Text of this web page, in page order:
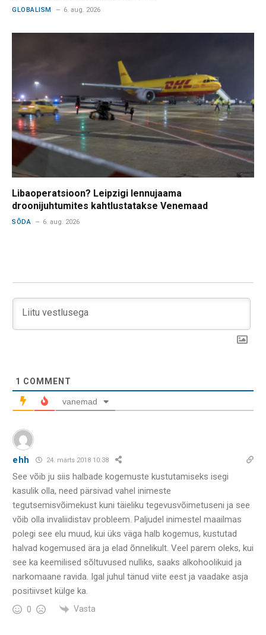
GLOBALISM 6. aug. 2026
Libaoperatsioon? Leipzigi lennujaama
droonijuhtumites kahtlustatakse Venemaad
SÕDA 6. aug. 2026
1 COMMENT
vanemad
ehh 24. märts 2018 10:38
See võib ju siis halbade kogemuste kustutamiseks isegi
kasulik olla, need pärsivad vahel inimeste
tegutsemisvõimekust kuni täieliku tegevusvõimetuseni ja see
võib olla invaliidistav probleem. Paljudel inimestel maailmas
polegi see elu muud, kui üks väga halb kogemus, kustutad
halvad kogemused ära ja elad õnnelikult. Veel parem oleks, kui
see ka keemilised sõltuvused nulliks, saaks alkohoolikuid ja
narkomaane ravida. Igal juhul tänud viite eest ja vaadake asja
positiivset külge ka.
0 Vasta